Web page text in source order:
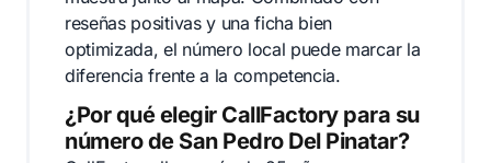
reseñas positivas y una ficha bien
optimizada, el número local puede marcar la
diferencia frente a la competencia.
¿Por qué elegir CallFactory para su
número de San Pedro Del Pinatar?